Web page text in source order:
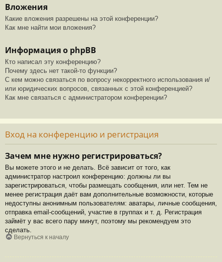
Вложения
Какие вложения разрешены на этой конференции?
Как мне найти мои вложения?
Информация о phpBB
Кто написал эту конференцию?
Почему здесь нет такой-то функции?
С кем можно связаться по вопросу некорректного использования и/
или юридических вопросов, связанных с этой конференцией?
Как мне связаться с администратором конференции?
Вход на конференцию и регистрация
Зачем мне нужно регистрироваться?
Вы можете этого и не делать. Всё зависит от того, как
администратор настроил конференцию: должны ли вы
зарегистрироваться, чтобы размещать сообщения, или нет. Тем не
менее регистрация даёт вам дополнительные возможности, которые
недоступны анонимным пользователям: аватары, личные сообщения,
отправка email-сообщений, участие в группах и т. д. Регистрация
займёт у вас всего пару минут, поэтому мы рекомендуем это
сделать.
Вернуться к началу